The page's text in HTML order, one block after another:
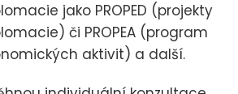
jako PROPED (projekty
či PROPEA (program
aktivit) a další.